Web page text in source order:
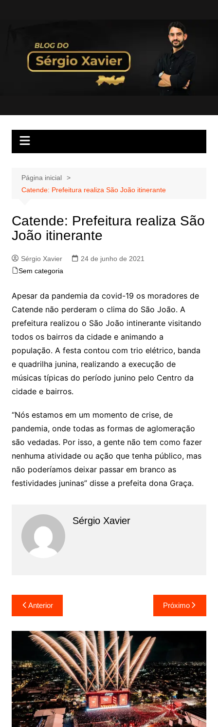
Página inicial
Catende: Prefeitura realiza São João itinerante
Catende: Prefeitura realiza São
João itinerante
Sérgio Xavier
24 de junho de 2021
Sem categoria
Apesar da pandemia da covid-19 os moradores de
Catende não perderam o clima do São João. A
prefeitura realizou o São João intinerante visitando
todos os bairros da cidade e animando a
população. A festa contou com trio elétrico, banda
e quadrilha junina, realizando a execução de
músicas típicas do período junino pelo Centro da
cidade e bairros.
“Nós estamos em um momento de crise, de
pandemia, onde todas as formas de aglomeração
são vedadas. Por isso, a gente não tem como fazer
nenhuma atividade ou ação que tenha público, mas
não poderíamos deixar passar em branco as
festividades juninas” disse a prefeita dona Graça.
Sérgio Xavier
Anterior Próximo